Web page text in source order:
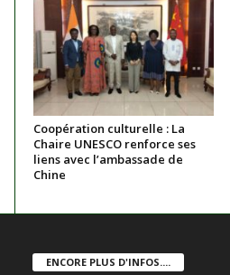
Coopération culturelle : La
Chaire UNESCO renforce ses
liens avec l’ambassade de
Chine
ENCORE PLUS D'INFOS....